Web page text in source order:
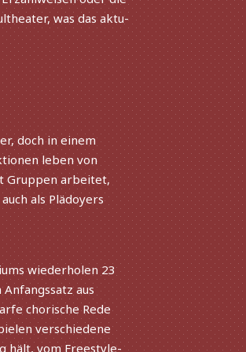
was das aktu­
doch in einem
leben von
Gruppen arbei­tet,
als Plädoyers
wieder­ho­len 23
aus
chori­sche Rede
verschie­dene
hält, vom Freestyle-